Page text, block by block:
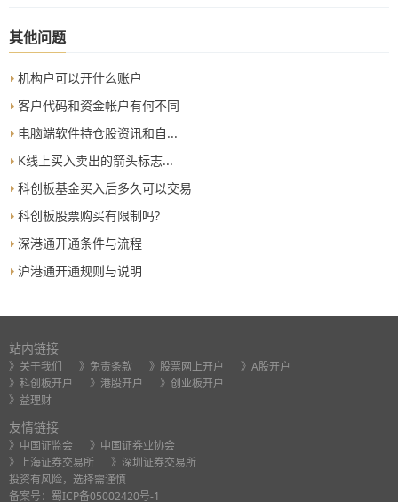
其他问题
机构户可以开什么账户
客户代码和资金帐户有何不同
电脑端软件持仓股资讯和自...
K线上买入卖出的箭头标志...
科创板基金买入后多久可以交易
科创板股票购买有限制吗?
深港通开通条件与流程
沪港通开通规则与说明
站内链接
》关于我们 》免责条款 》股票网上开户
》A股开户
》科创板开户
》港股开户
》创业板开户
》益理财
友情链接
》中国证监会
》中国证券业协会
》上海证券交易所
》深圳证券交易所
投资有风险，选择需谨慎
备案号： 蜀ICP备05002420号-1